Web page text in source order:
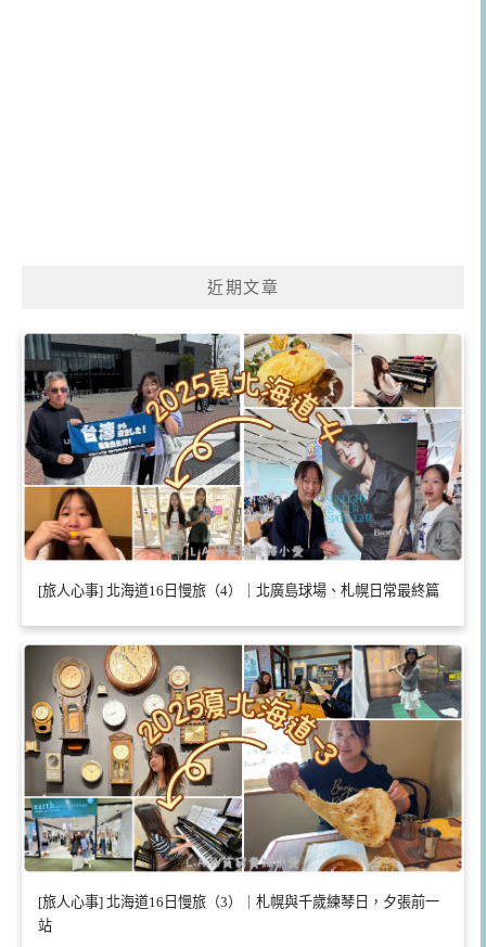
近期文章
[旅人心事] 北海道16日慢旅（4）｜北廣島球場、札幌日常最終篇
[旅人心事] 北海道16日慢旅（3）｜札幌與千歲練琴日，夕張前一
站